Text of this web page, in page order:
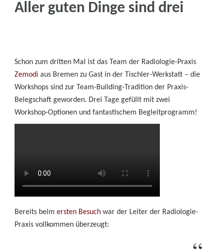
Date? Auch alsGutscheinerhältlich!
0172 2909944
Aller guten Dinge sind drei
Schon zum dritten Mal ist das Team der Radiologie-Praxis
Zemodi aus Bremen zu Gast in der Tischler-Werkstatt – die
Workshops sind zur Team-Building-Tradition der Praxis-
Belegschaft geworden. Drei Tage gefüllt mit zwei
Workshop-Optionen und fantastischem Begleitprogramm!
Bereits beim ersten Besuch war der Leiter der Radiologie-
Praxis vollkommen überzeugt: